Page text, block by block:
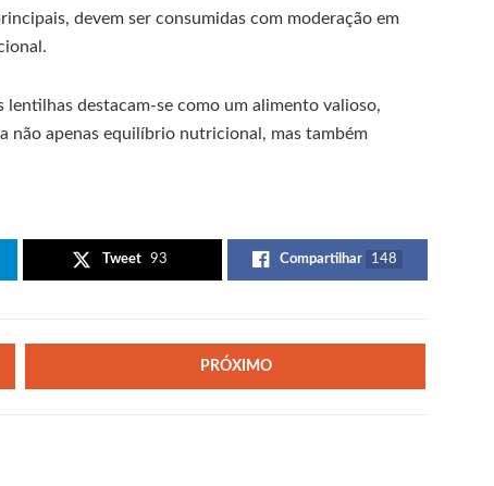
devem ser consumidas com moderação em
destacam-se como um alimento valioso,
não apenas equilíbrio nutricional, mas também
Tweet 93 Compartilhar 148
PRÓXIMO